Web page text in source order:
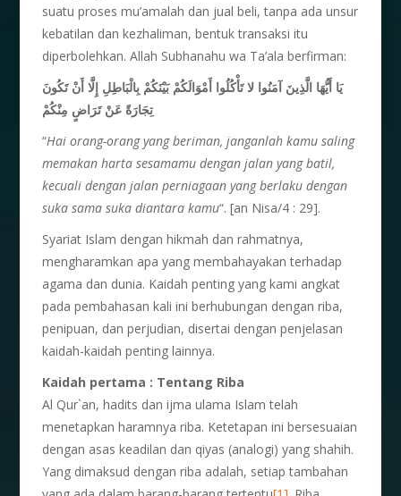
suatu proses mu’amalah dan jual beli, tanpa ada unsur
kebatilan dan kezhaliman, bentuk transaksi itu
diperbolehkan. Allah Subhanahu wa Ta’ala berfirman:
يَا أَيُّهَا الَّذِينَ آمَنُوا لا تَأْكُلُوا أَمْوَالَكُمْ بَيْنَكُمْ بِالْبَاطِلِ إِلَّا أَنْ تَكُونَ
تِجَارَةً عَنْ تَرَاضٍ مِنْكُمْ
“Hai orang-orang yang beriman, janganlah kamu saling
memakan harta sesamamu dengan jalan yang batil,
kecuali dengan jalan perniagaan yang berlaku dengan
suka sama suka diantara kamu“. [an Nisa/4 : 29].
Syariat Islam dengan hikmah dan rahmatnya,
mengharamkan apa yang membahayakan terhadap
agama dan dunia. Kaidah penting yang kami angkat
pada pembahasan kali ini berhubungan dengan riba,
penipuan, dan perjudian, disertai dengan penjelasan
kaidah-kaidah penting lainnya.
Kaidah pertama : Tentang Riba
Al Qur`an, hadits dan ijma ulama Islam telah
menetapkan haramnya riba. Ketetapan ini bersesuaian
dengan asas keadilan dan qiyas (analogi) yang shahih.
Yang dimaksud dengan riba adalah, setiap tambahan